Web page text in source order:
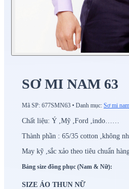
SƠ MI NAM 63
Mã SP: 677SMN63 • Danh mục: Sơ mi nam
Chất liệu: Ý ,Mỹ ,Ford ,indo……
Thành phần : 65/35 cotton ,không
May kỹ ,sắc xảo theo tiêu chuẩn
Bảng size đồng phục (Nam & Nữ):
SIZE ÁO THUN NỮ